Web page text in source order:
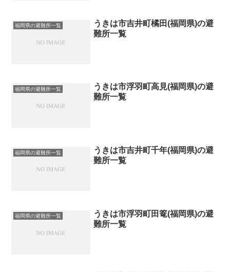
福岡県の避難所一覧
うきは市吉井町橘田(福岡県)の避
難所一覧
福岡県の避難所一覧
うきは市浮羽町高見(福岡県)の避
難所一覧
福岡県の避難所一覧
うきは市吉井町千年(福岡県)の避
難所一覧
福岡県の避難所一覧
うきは市浮羽町田篭(福岡県)の避
難所一覧